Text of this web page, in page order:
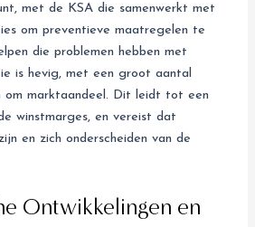
met de KSA die samenwerkt met
om preventieve maatregelen te
die problemen hebben met
is hevig, met een groot aantal
om marktaandeel. Dit leidt tot een
winstmarges, en vereist dat
en zich onderscheiden van de
Ontwikkelingen en